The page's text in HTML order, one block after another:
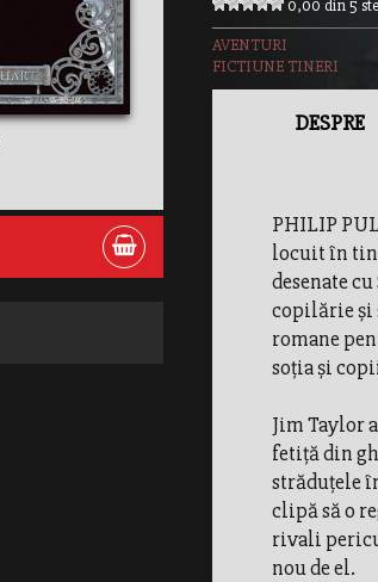
0,00 din 5
AVENTURI
FICTIUNE TINERI
DESPRE
PHILIP
locuit în
desenate
copilărie şi
romane
soţia şi
Jim Taylor
fetiţă din
străduţele
clipă să o
rivali
nou de el.